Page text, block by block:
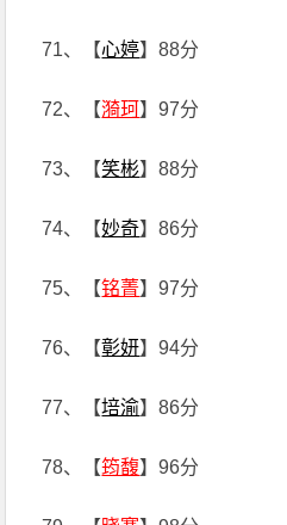
71、【心婷】88分
72、【漪珂】97分
73、【笑彬】88分
74、【妙奇】86分
75、【铭菁】97分
76、【彰妍】94分
77、【培渝】86分
78、【筠馥】96分